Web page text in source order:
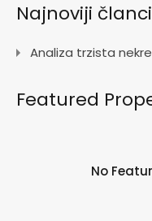
Najnoviji članci
Analiza trzista
Featured
No